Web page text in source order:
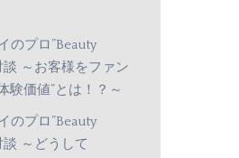
のプロ”Beauty
～お客様をファン
験価値”とは！？～
のプロ”Beauty
～どうして